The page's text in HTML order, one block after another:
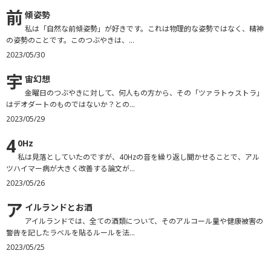
前 傾姿勢
私は「自然な前傾姿勢」が好きです。これは物理的な姿勢ではなく、精神
の姿勢のことです。このつぶやきは、...
2023/05/30
宇 宙幻想
金曜日のつぶやきに対して、何人もの方から、その「ツァラトゥストラ」
はデオダートのものではないか？との...
2023/05/29
4 0Hz
私は見落としていたのですが、40Hzの音を繰り返し聞かせることで、アル
ツハイマー病が大きく改善する論文が...
2023/05/26
ア イルランドとお酒
アイルランドでは、全ての酒類について、そのアルコール量や健康被害の
警告を記したラベルを貼るルールを法...
2023/05/25